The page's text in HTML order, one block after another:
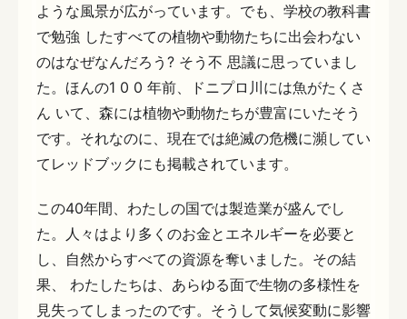
ような風景が広がっています。でも、学校の教科書
で勉強 したすべての植物や動物たちに出会わない
のはなぜなんだろう? そう不 思議に思っていまし
た。ほんの1 0 0 年前、ドニプロ川には魚がたくさ
ん いて、森には植物や動物たちが豊富にいたそう
です。それなのに、現在では絶滅の危機に瀕してい
てレッドブックにも掲載されています。
この40年間、わたしの国では製造業が盛んでし
た。人々はより多くのお金とエネルギーを必要と
し、自然からすべての資源を奪いました。その結
果、 わたしたちは、あらゆる面で生物の多様性を
見失ってしまったのです。そうして気候変動に影響